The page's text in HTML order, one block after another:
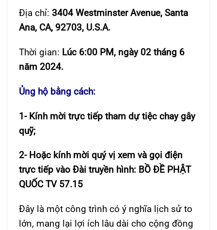
Địa chỉ: 3404 Westminster Avenue, Santa
Ana, CA, 92703, U.S.A.
Thời gian: Lúc 6:00 PM, ngày 02 tháng 6
năm 2024.
Ủng hộ bằng cách:
1- Kính mời trực tiếp tham dự tiệc chay gây
quỹ;
2- Hoặc kính mời quý vị xem và gọi điện
trực tiếp vào Đài truyền hình: BỒ ĐỀ PHẬT
QUỐC TV 57.15
Đây là một công trình có ý nghĩa lịch sử to
lớn, mang lại lợi ích lâu dài cho cộng đồng